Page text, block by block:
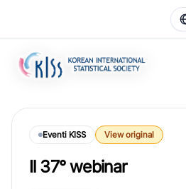
Eventi KISS View original
Il 37° webinar